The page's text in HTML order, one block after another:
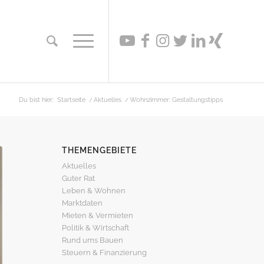
Du bist hier: Startseite / Aktuelles / Wohnzimmer: Gestaltungstipps
THEMENGEBIETE
Aktuelles
Guter Rat
Leben & Wohnen
Marktdaten
Mieten & Vermieten
Politik & Wirtschaft
Rund ums Bauen
Steuern & Finanzierung